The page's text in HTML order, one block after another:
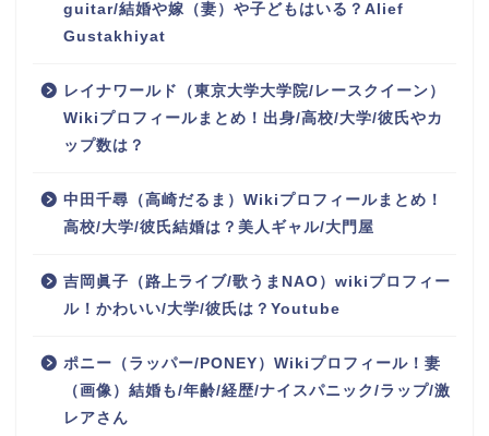
guitar/結婚や嫁（妻）や子どもはいる？Alief
Gustakhiyat
レイナワールド（東京大学大学院/レースクイーン）
Wikiプロフィールまとめ！出身/高校/大学/彼氏やカ
ップ数は？
中田千尋（高崎だるま）Wikiプロフィールまとめ！
高校/大学/彼氏結婚は？美人ギャル/大門屋
吉岡眞子（路上ライブ/歌うまNAO）wikiプロフィー
ル！かわいい/大学/彼氏は？Youtube
ポニー（ラッパー/PONEY）Wikiプロフィール！妻
（画像）結婚も/年齢/経歴/ナイスパニック/ラップ/激
レアさん